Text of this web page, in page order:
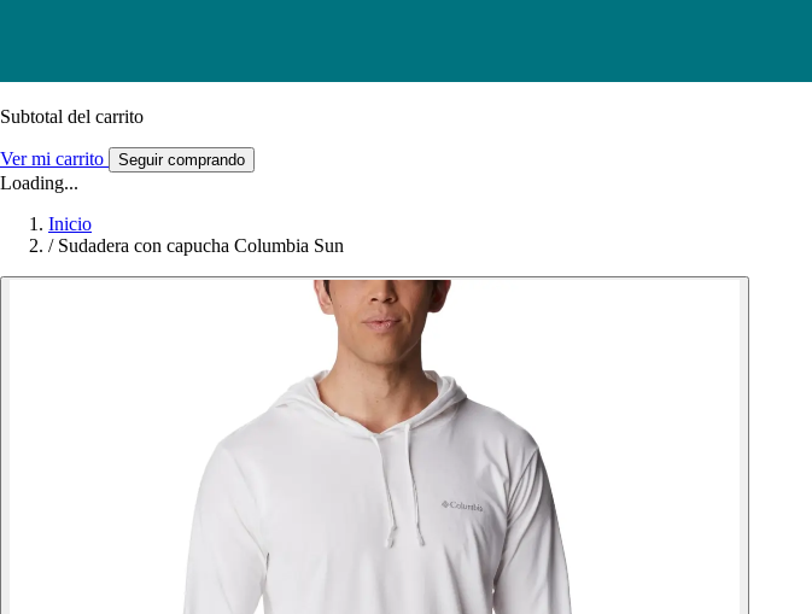
Subtotal del carrito
Ver mi carrito Seguir comprando
Loading...
Inicio
/ Sudadera con capucha Columbia Sun